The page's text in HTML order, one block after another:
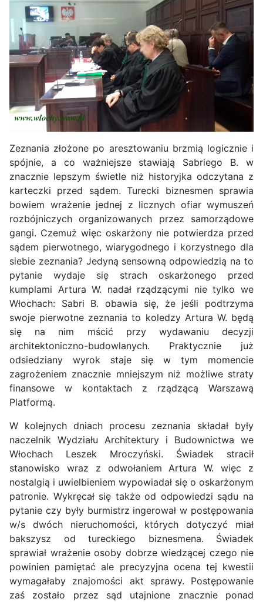
Zeznania złożone po aresztowaniu brzmią logicznie i
spójnie, a co ważniejsze stawiają Sabriego B. w
znacznie lepszym świetle niż historyjka odczytana z
karteczki przed sądem. Turecki biznesmen sprawia
bowiem wrażenie jednej z licznych ofiar wymuszeń
rozbójniczych organizowanych przez samorządowe
gangi. Czemuż więc oskarżony nie potwierdza przed
sądem pierwotnego, wiarygodnego i korzystnego dla
siebie zeznania? Jedyną sensowną odpowiedzią na to
pytanie wydaje się strach oskarżonego przed
kumplami Artura W. nadał rządzącymi nie tylko we
Włochach: Sabri B. obawia się, że jeśli podtrzyma
swoje pierwotne zeznania to koledzy Artura W. będą
się na nim mścić przy wydawaniu decyzji
architektoniczno-budowlanych. Praktycznie już
odsiedziany wyrok staje się w tym momencie
zagrożeniem znacznie mniejszym niż możliwe straty
finansowe w kontaktach z rządzącą Warszawą
Platformą.
W kolejnych dniach procesu zeznania składał były
naczelnik Wydziału Architektury i Budownictwa we
Włochach Leszek Mroczyński. Świadek stracił
stanowisko wraz z odwołaniem Artura W. więc z
nostalgią i uwielbieniem wypowiadał się o oskarżonym
patronie. Wykręcał się także od odpowiedzi sądu na
pytanie czy były burmistrz ingerował w postępowania
w/s dwóch nieruchomości, których dotyczyć miał
bakszysz od tureckiego biznesmena. Świadek
sprawiał wrażenie osoby dobrze wiedzącej czego nie
powinien pamiętać ale precyzyjna ocena tej kwestii
wymagałaby znajomości akt sprawy. Postępowanie
zaś zostało przez sąd utajnione znacznie ponad